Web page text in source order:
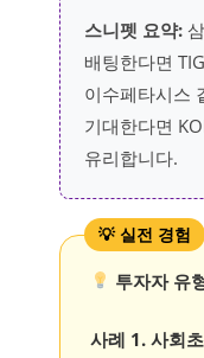
스니펫 요약:
배팅한다면
이수페타시스
기대한다면
유리합니다.
투자자 유
사례 1. 사회